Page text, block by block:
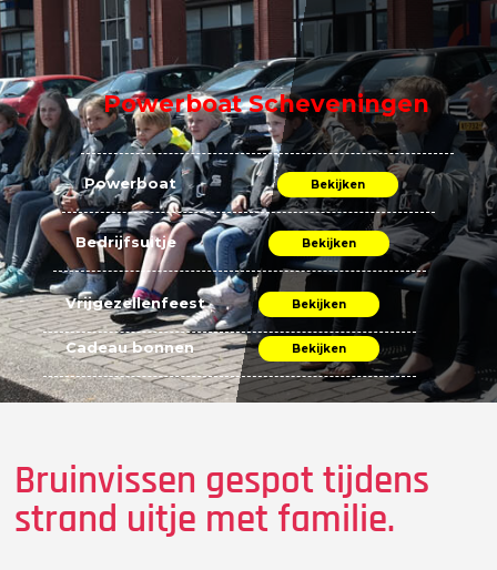
Powerboat Scheveningen
Powerboat Bekijken
Bedrijfsuitje Bekijken
Vrijgezellenfeest Bekijken
Cadeau bonnen Bekijken
Bruinvissen gespot tijdens
strand uitje met familie.